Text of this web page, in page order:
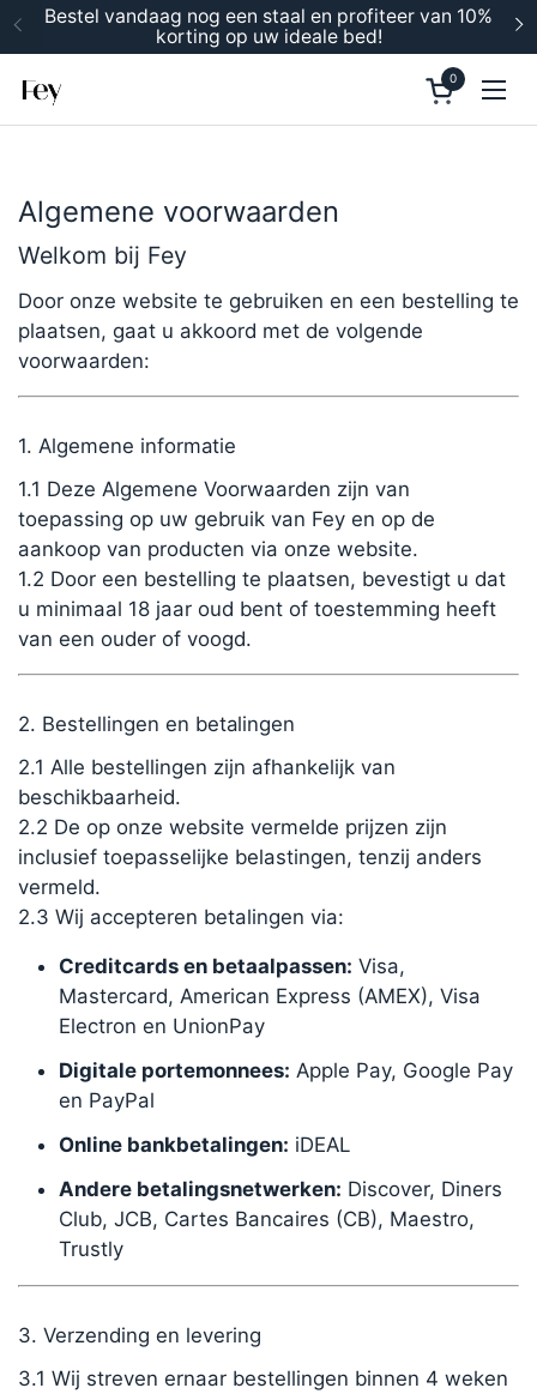
Ga naar content
Vorige
Bestel vandaag nog een staal en profiteer van 10%
korting op uw ideale bed!
0
Algemene voorwaarden
Welkom bij Fey
Door onze website te gebruiken en een bestelling te
plaatsen, gaat u akkoord met de volgende
voorwaarden:
1. Algemene informatie
1.1 Deze Algemene Voorwaarden zijn van
toepassing op uw gebruik van Fey en op de
aankoop van producten via onze website.
1.2 Door een bestelling te plaatsen, bevestigt u dat
u minimaal 18 jaar oud bent of toestemming heeft
van een ouder of voogd.
2. Bestellingen en betalingen
2.1 Alle bestellingen zijn afhankelijk van
beschikbaarheid.
2.2 De op onze website vermelde prijzen zijn
inclusief toepasselijke belastingen, tenzij anders
vermeld.
2.3 Wij accepteren betalingen via:
Creditcards en betaalpassen: Visa,
Mastercard, American Express (AMEX), Visa
Electron en UnionPay
Digitale portemonnees: Apple Pay, Google Pay
en PayPal
Online bankbetalingen: iDEAL
Andere betalingsnetwerken: Discover, Diners
Club, JCB, Cartes Bancaires (CB), Maestro,
Trustly
3. Verzending en levering
3.1 Wij streven ernaar bestellingen binnen 4 weken